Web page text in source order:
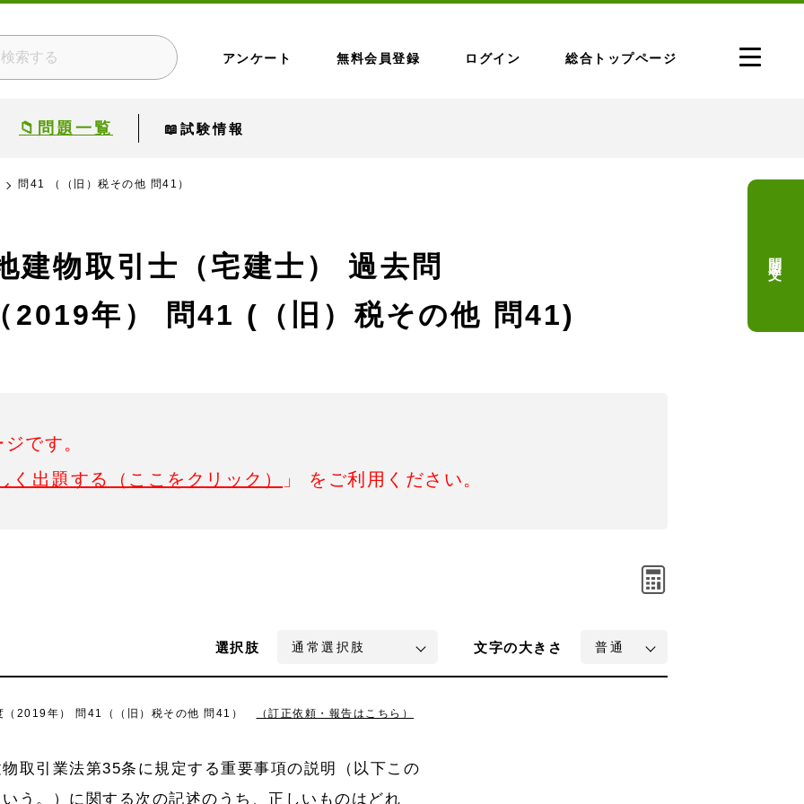
アンケート 無料会員登録 ログイン 総合トップページ
📁問題一覧 📖試験情報
問41 （（旧）税その他 問41）
建物取引士（宅建士） 過去問
2019年）
問41 (（旧）税その他 問41)
です。
く出題する（ここをクリック）
」 をご利用ください。
選択肢 文字の大きさ
2019年） 問41（（旧）税その他 問41） （訂正依頼・報告はこちら）
取引業法第35条に規定する重要事項の説明（以下この
う。）に関する次の記述のうち、正しいものはどれ